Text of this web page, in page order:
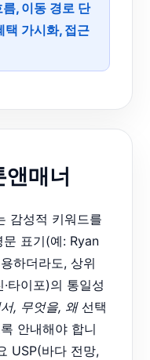
름, 이동 경로 단
택 가시화, 접근
앤매너
감성적 키워드를
표기(예: Ryan
하더라도, 상위
타이포)의 통일성
, 무엇을, 왜선택
안내해야 합니
USP(바다 전망,